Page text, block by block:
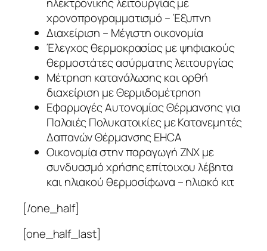
ηλεκτρονικής λειτουργίας με
χρονοπρογραμματισμό – Έξυπνη
Διαχείριση – Μέγιστη οικονομία
Έλεγχος θερμοκρασίας με ψηφιακούς
θερμοστάτες ασύρματης λειτουργίας
Μέτρηση κατανάλωσης και ορθή
διαχείριση με Θερμιδομέτρηση
Εφαρμογές Αυτονομίας Θέρμανσης για
Παλαιές Πολυκατοικίες με Κατανεμητές
Δαπανών Θέρμανσης EHCA
Οικονομία στην παραγωγή ΖΝΧ με
συνδυασμό χρήσης επίτοιχου λέβητα
και ηλιακού θερμοσίφωνα – ηλιακό κιτ
[/one_half]
[one_half_last]